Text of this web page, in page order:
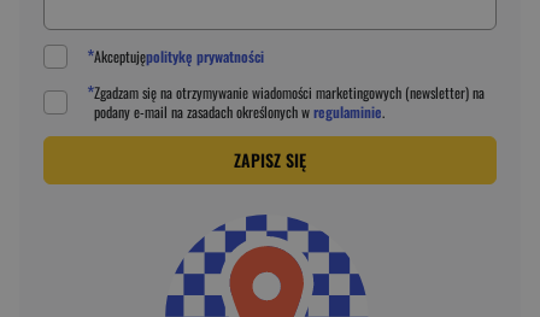
*Akceptujępolitykę prywatności
*Zgadzam się na otrzymywanie wiadomości marketingowych (newsletter) na
podanye-mail na zasadach określonych wregulaminie.
ZAPISZ SIĘ